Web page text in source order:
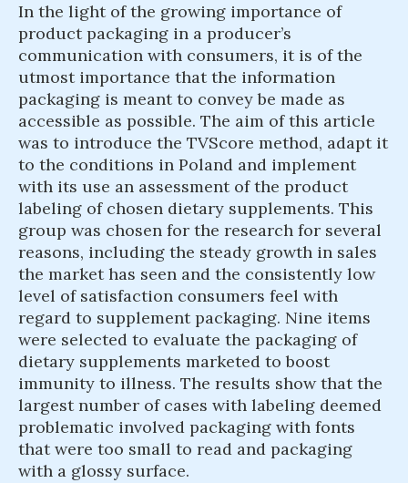
In the light of the growing importance of
product packaging in a producer’s
communication with consumers, it is of the
utmost importance that the information
packaging is meant to convey be made as
accessible as possible. The aim of this article
was to introduce the TVScore method, adapt it
to the conditions in Poland and implement
with its use an assessment of the product
labeling of chosen dietary supplements. This
group was chosen for the research for several
reasons, including the steady growth in sales
the market has seen and the consistently low
level of satisfaction consumers feel with
regard to supplement packaging. Nine items
were selected to evaluate the packaging of
dietary supplements marketed to boost
immunity to illness. The results show that the
largest number of cases with labeling deemed
problematic involved packaging with fonts
that were too small to read and packaging
with a glossy surface.